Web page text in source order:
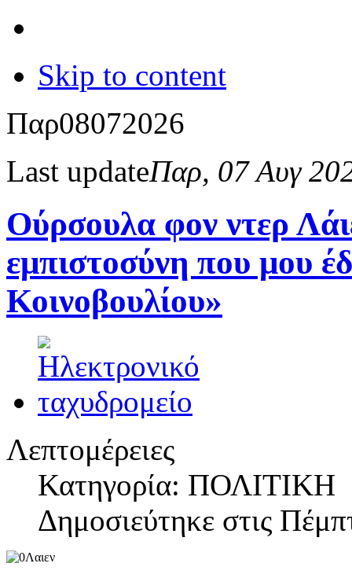
Skip to content
Παρ08072026
Last updateΠαρ, 07 Αυγ
Ούρσουλα φον ντερ
εμπιστοσύνη που μου
Κοινοβουλίου»
Λεπτομέρειες
Κατηγορία: ΠΟΛΙΤΙΚΗ
Δημοσιεύτηκε στις